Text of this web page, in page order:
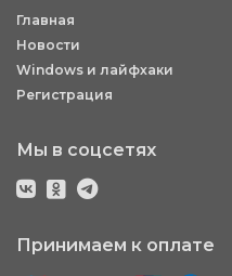
Главная
Новости
Windows и лайфхаки
Регистрация
Мы в соцсетях
Принимаем к оплате